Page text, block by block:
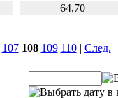
64,70
107 108 109 110| След. |